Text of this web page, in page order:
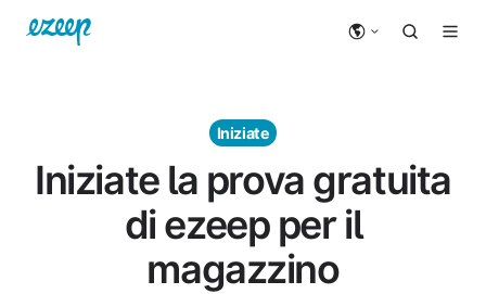
Iniziate
Iniziate la prova gratuita
di ezeep per il
magazzino